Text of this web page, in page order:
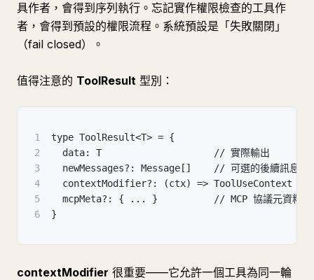
具作者，會得到序列執行。忘記實作權限檢查的工具作
者，會得到預設的權限流程。系統預設是「失敗關閉」
（fail closed）。
值得注意的 ToolResult 型別：
1
type ToolResult<T> = {
2
  data: T                    // 實際輸出
3
  newMessages?: Message[]    // 可選的後續訊息
4
contextModifier?: (ctx) => ToolUseContext  //
5
  mcpMeta?: { ... }          // MCP 協議元資料
6
}
contextModifier 很重要——它允許一個工具為同一輪